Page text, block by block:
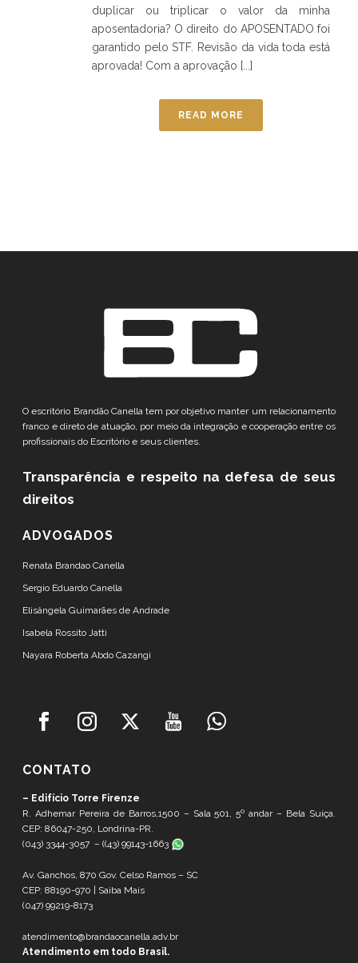
duplicar ou triplicar o valor da minha
aposentadoria? O direito do APOSENTADO foi
garantido pelo STF. Revisão da vida toda está
aprovada! Com a aprovação [...]
READ MORE
O escritório Brandão Canella tem por objetivo manter um relacionamento
franco e direto de atuação, por meio da integração e cooperação entre os
profissionais do Escritório e seus clientes.
Transparência e respeito na defesa de seus
direitos
ADVOGADOS
Renata Brandao Canella
Sergio Eduardo Canella
Elisângela Guimarães de Andrade
Isabela Rossito Jatti
Nayara Roberta Abdo Cazangi
CONTATO
– Edifício Torre Firenze
R. Adhemar Pereira de Barros,1500 – Sala 501, 5º andar – Bela Suíça.
CEP: 86047-250, Londrina-PR.
(043) 3344-3057 – ((43) 99143-1663
Av. Ganchos, 870 Gov. Celso Ramos – SC
CEP: 88190-970 | Saiba Mais
(047) 99219-8173
atendimento@brandaocanella.adv.br
Atendimento em todo Brasil.